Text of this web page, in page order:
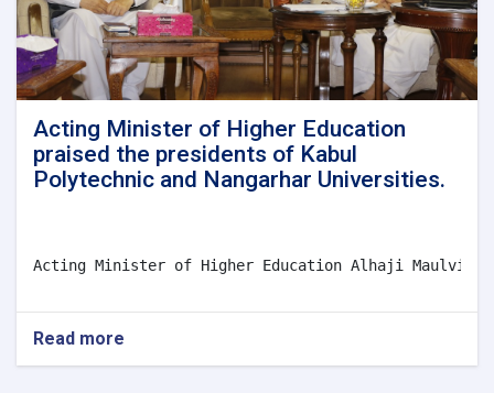
Acting Minister of Higher Education
praised the presidents of Kabul
Polytechnic and Nangarhar Universities.
Acting Minister of Higher Education Alhaji Maulvi
Read more
Acting